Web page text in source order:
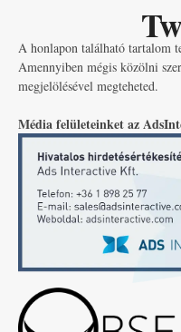
A honlapon található tartalom
Amennyiben mégis közölni
megjelölésével megteheted.
Média felületeinket az